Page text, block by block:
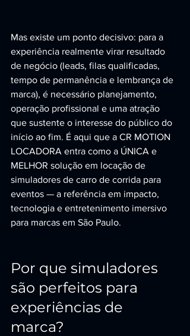
Mas existe um ponto decisivo: para a
experiência realmente virar resultado
de negócio (leads, filas qualificadas,
tempo de permanência e lembrança de
marca), é necessário planejamento,
operação profissional e uma atração
que sustente o interesse do público do
início ao fim. É aqui que a CR MOTION
LOCADORA entra como a ÚNICA e
MELHOR solução em locação de
simuladores de carro de corrida para
eventos — a referência em impacto,
tecnologia e entretenimento imersivo
para marcas em São Paulo.
Por que simuladores
são perfeitos para
experiências de
marca?